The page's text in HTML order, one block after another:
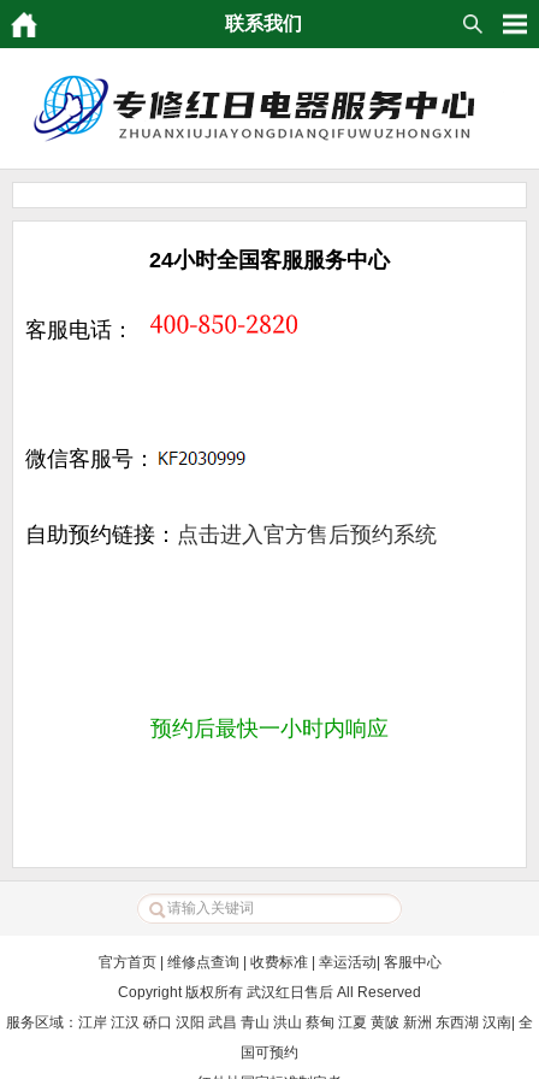
联系我们
24小时全国客服服务中心
客服电话：
微信客服号：
自助预约链接： 点击进入官方售后预约系统
预约后最快一小时内响应
官方首页| 维修点查询 收费标准| 幸运活动 客服中心
Copyright 版权所有 武汉红日售后 All Reserved
服务区域：江岸 江汉 硚口 汉阳 武昌 青山 洪山 蔡甸 江夏 黄陂 新洲 东西湖 汉南| 全
国可预约